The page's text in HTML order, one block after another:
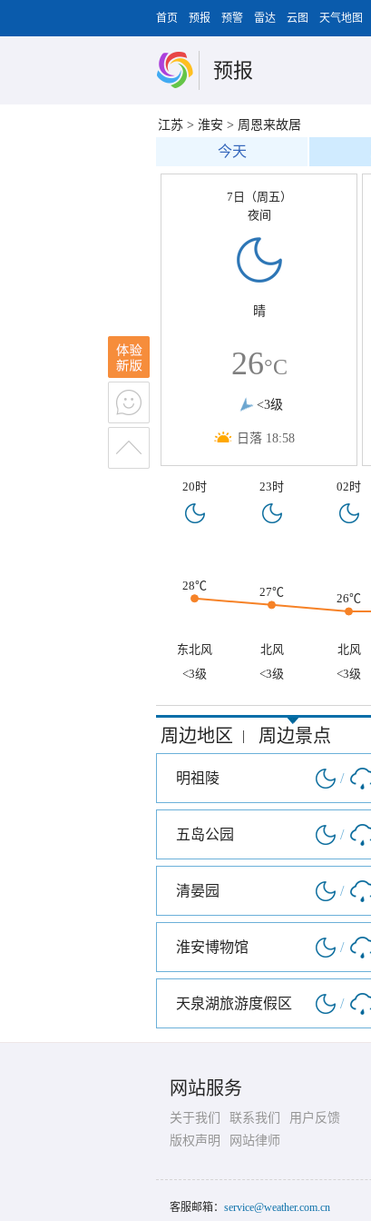
首页 预报 预警 雷达 云图 天气地图
预报
江苏 > 淮安 > 周恩来故居
今天
7日（周五）
夜间
晴
26°C
<3级
日落 18:58
20时 23时 02时
28℃ 27℃ 26℃
东北风 北风 北风
<3级
<3级 <3级
周边地区 | 周边景点
明祖陵 /
五岛公园 /
清晏园 /
淮安博物馆 /
天泉湖旅游度假区 /
网站服务
关于我们 联系我们
用户反馈
版权声明
网站律师
客服邮箱： service@weather.com.cn